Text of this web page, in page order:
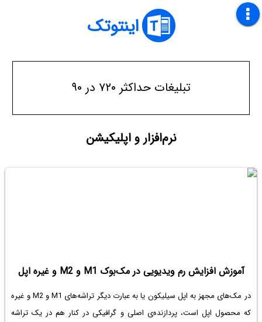
اینتوتک
تبلیغات حداکثر ۷۲۰ در ۹۰
نرم‌افزار و اپلیکیشن
آموزش افزایش رم ویدیویی در مک‌بوک M1 و M2 و غیره اپل
در مک‌های مجهز به اپل سیلیکون یا به عبارت دیگر تراشه‌های M1 و M2 و غیره
که محصول اپل است، پردازنده‌ی اصلی و گرافیکی در کنار هم در یک تراشه